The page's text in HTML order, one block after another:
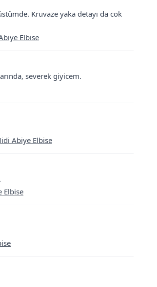
Kruvaze yaka detayı da cok
Elbise
severek giyicem.
Abiye Elbise
Elbise